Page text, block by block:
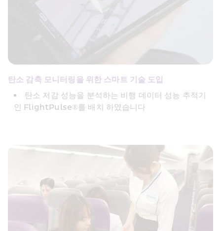
탄소 감축 모니터링을 위한 스마트 기술 도입
탄소 저감 성능을 분석하는 비행 데이터 성능 추적기
인 FlightPulse®를 배치 하였습니다